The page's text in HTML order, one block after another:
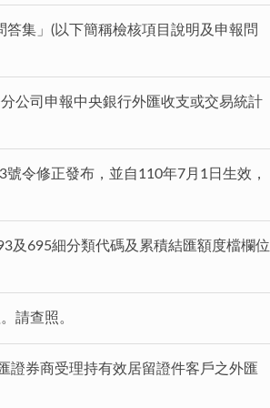
集」(以下簡稱檢核項目說明及申報問
公司申報中央銀行外匯收支或交易統計
令修正發布，並自110年7月1日生效，
及695細分類代碼及累積結匯額度檔欄位
請查照。
證券商受理持有效居留證件客戶之外匯